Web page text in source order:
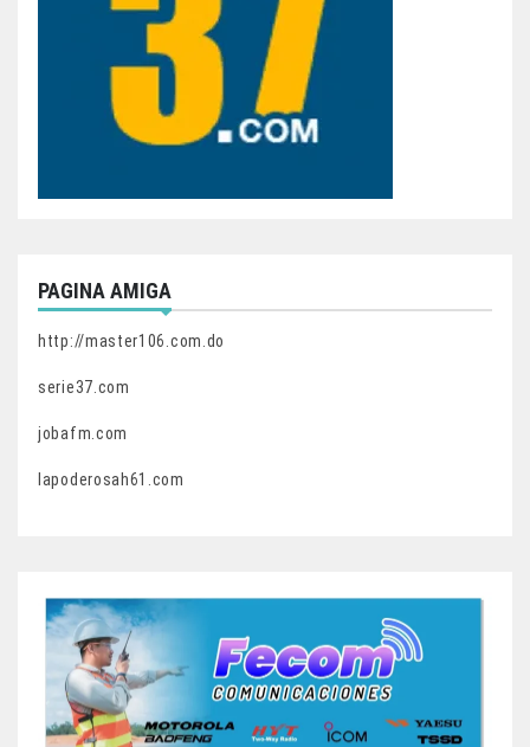
PAGINA AMIGA
http://master106.com.do
serie37.com
jobafm.com
lapoderosah61.com